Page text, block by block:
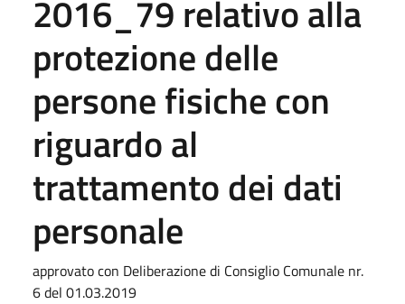
2016_79 relativo alla
protezione delle
persone fisiche con
riguardo al
trattamento dei dati
personale
approvato con Deliberazione di Consiglio Comunale nr.
6 del 01.03.2019